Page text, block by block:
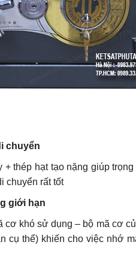
chuyển
thép hạt tạo nặng giúp
chuyển rất tốt
giới hạn
cơ khó sử dụng – bộ mã cơ
cụ thể) khiến cho việc nhớ